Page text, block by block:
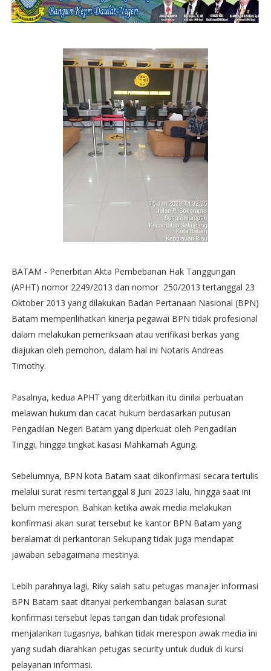
BATAM - Penerbitan Akta Pembebanan Hak Tanggungan
(APHT) nomor 2249/2013 dan nomor 250/2013 tertanggal 23
Oktober 2013 yang dilakukan Badan Pertanaan Nasional (BPN)
Batam memperilihatkan kinerja pegawai BPN tidak profesional
dalam melakukan pemeriksaan atau verifikasi berkas yang
diajukan oleh pemohon, dalam hal ini Notaris Andreas
Timothy.
Pasalnya, kedua APHT yang diterbitkan itu dinilai perbuatan
melawan hukum dan cacat hukum berdasarkan putusan
Pengadilan Negeri Batam yang diperkuat oleh Pengadilan
Tinggi, hingga tingkat kasasi Mahkamah Agung.
Sebelumnya, BPN kota Batam saat dikonfirmasi secara tertulis
melalui surat resmi tertanggal 8 Juni 2023 lalu, hingga saat ini
belum merespon. Bahkan ketika awak media melakukan
konfirmasi akan surat tersebut ke kantor BPN Batam yang
beralamat di perkantoran Sekupang tidak juga mendapat
jawaban sebagaimana mestinya.
Lebih parahnya lagi, Riky salah satu petugas manajer informasi
BPN Batam saat ditanyai perkembangan balasan surat
konfirmasi tersebut lepas tangan dan tidak profesional
menjalankan tugasnya, bahkan tidak merespon awak media ini
yang sudah diarahkan petugas security untuk duduk di kursi
pelayanan informasi.